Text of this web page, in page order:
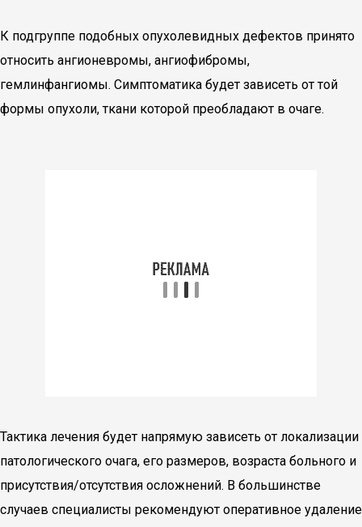
К подгруппе подобных опухолевидных дефектов принято
относить ангионевромы, ангиофибромы,
гемлинфангиомы. Симптоматика будет зависеть от той
формы опухоли, ткани которой преобладают в очаге.
Тактика лечения будет напрямую зависеть от локализации
патологического очага, его размеров, возраста больного и
присутствия/отсутствия осложнений. В большинстве
случаев специалисты рекомендуют оперативное удаление